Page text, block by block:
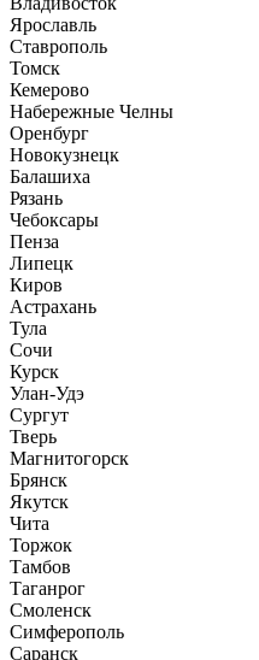
Ярославль
Ставрополь
Томск
Кемерово
Набережные Челны
Оренбург
Новокузнецк
Балашиха
Рязань
Чебоксары
Пенза
Липецк
Киров
Астрахань
Тула
Сочи
Курск
Улан-Удэ
Сургут
Тверь
Магнитогорск
Брянск
Якутск
Чита
Торжок
Тамбов
Таганрог
Смоленск
Симферополь
Саранск